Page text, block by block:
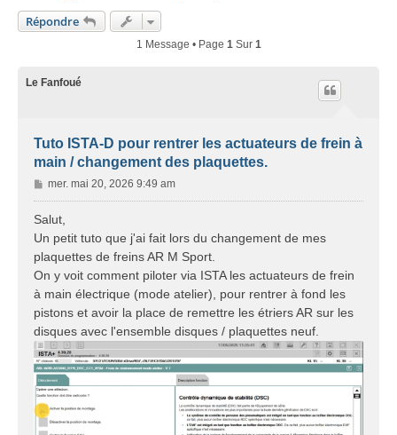
Répondre
1 Message • Page 1Sur 1
Le Fanfoué
Tuto ISTA-D pour rentrer les actuateurs de frein à
main / changement des plaquettes.
M
e
a
g
e
mer. mai 20, 2026 9:49 am
Salut,
Un petit tuto que j'ai fait lors du changement de mes
plaquettes de freins AR M Sport.
On y voit comment piloter via ISTA les actuateurs de frein
à main électrique (mode atelier), pour rentrer à fond les
pistons et avoir la place de remettre les étriers AR sur les
disques avec l'ensemble disques / plaquettes neuf.